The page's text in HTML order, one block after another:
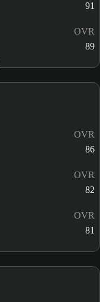
91
OVR
89
OVR
86
OVR
82
OVR
81